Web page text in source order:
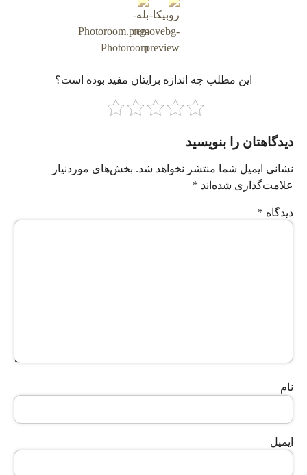
این مطلب چه‌ اندازه برایتان مفید بوده است؟
دیدگاهتان را بنویسید
نشانی ایمیل شما منتشر نخواهد شد. بخش‌های موردنیاز
علامت‌گذاری شده‌اند *
دیدگاه *
نام
ایمیل